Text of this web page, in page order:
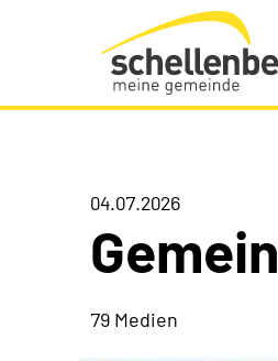
Gemeinde Schellenberg Startseite
04.07.2026
79 Medien